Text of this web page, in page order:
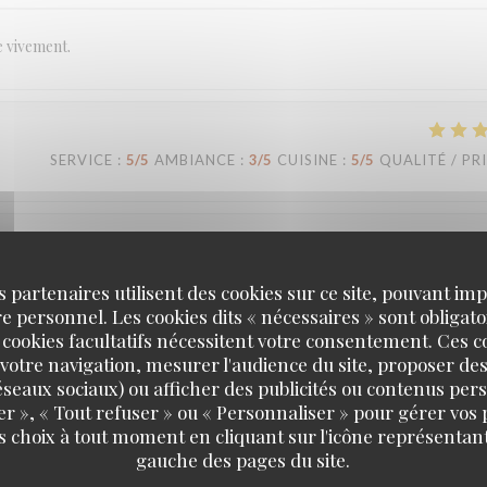
partenaires utilisent des cookies sur ce site, pouvant
personnel. Les cookies dits « nécessaires » sont
facultatifs nécessitent votre consentement. Ces
navigation, mesurer l'audience du site, proposer
sociaux) ou afficher des publicités ou contenus
», « Tout refuser » ou « Personnaliser » pour gérer vos
choix à tout moment en cliquant sur l'icône
gauche des pages du site.
vivement.
SERVICE : 5/5 AMBIANCE : 3/5 CUISINE : 5/5 QUALITÉ /
SERVICE: 5/5 AMBIANCE: 5 /5 CUISINE : 5/5 QUALITÉ /
toujours un grand plaisir. Plats très savoureux, carte qui change
Loco by Jem's